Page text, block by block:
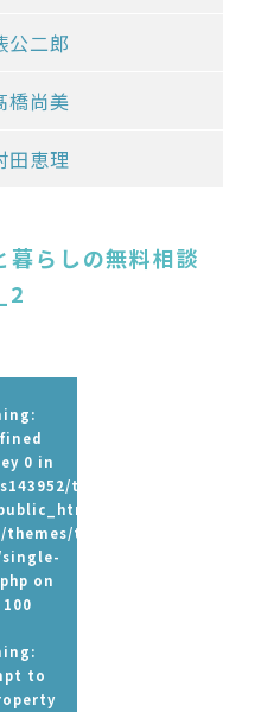
二郎
尚美
恵理
らしの無料相談
:
0 in
t-
wp-
tpbc-
on
100
:
to